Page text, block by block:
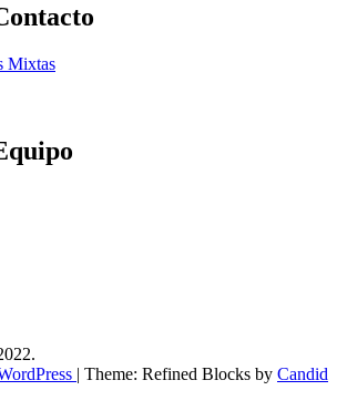
Mixtas
Theme: Refined Blocks by Candid